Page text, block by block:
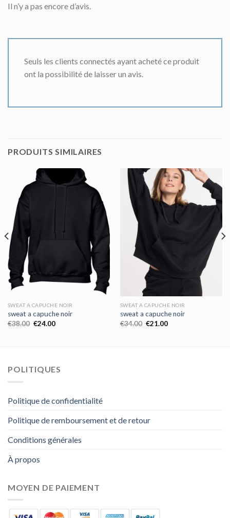
Il n’y a pas encore d’avis.
Seuls les clients connectés ayant acheté ce produit
ont la possibilité de laisser un avis.
PRODUITS SIMILAIRES
SWEAT A CAPUCHE NOIR
sweat a capuche noir
€38.00 €24.00
SWEAT A CAPUCHE NOIR
sweat a capuche noir
€34.00 €21.00
POLITIQUES
Politique de confidentialité
Politique de remboursement et de retour
Conditions générales
À propos
MOYEN DE PAIEMENT